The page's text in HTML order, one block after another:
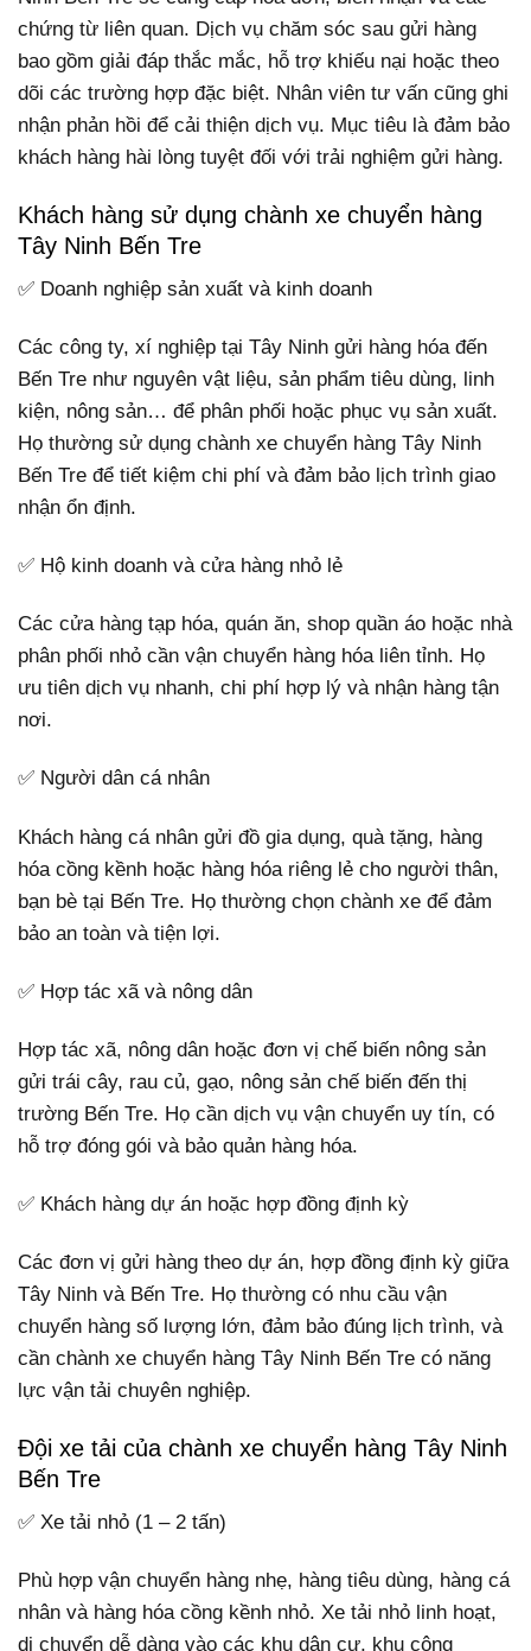
chứng từ liên quan. Dịch vụ chăm sóc sau gửi hàng
bao gồm giải đáp thắc mắc, hỗ trợ khiếu nại hoặc theo
dõi các trường hợp đặc biệt. Nhân viên tư vấn cũng ghi
nhận phản hồi để cải thiện dịch vụ. Mục tiêu là đảm bảo
khách hàng hài lòng tuyệt đối với trải nghiệm gửi hàng.
Khách hàng sử dụng chành xe chuyển hàng
Tây Ninh Bến Tre
✅ Doanh nghiệp sản xuất và kinh doanh
Các công ty, xí nghiệp tại Tây Ninh gửi hàng hóa đến
Bến Tre như nguyên vật liệu, sản phẩm tiêu dùng, linh
kiện, nông sản… để phân phối hoặc phục vụ sản xuất.
Họ thường sử dụng chành xe chuyển hàng Tây Ninh
Bến Tre để tiết kiệm chi phí và đảm bảo lịch trình giao
nhận ổn định.
✅ Hộ kinh doanh và cửa hàng nhỏ lẻ
Các cửa hàng tạp hóa, quán ăn, shop quần áo hoặc nhà
phân phối nhỏ cần vận chuyển hàng hóa liên tỉnh. Họ
ưu tiên dịch vụ nhanh, chi phí hợp lý và nhận hàng tận
nơi.
✅ Người dân cá nhân
Khách hàng cá nhân gửi đồ gia dụng, quà tặng, hàng
hóa cồng kềnh hoặc hàng hóa riêng lẻ cho người thân,
bạn bè tại Bến Tre. Họ thường chọn chành xe để đảm
bảo an toàn và tiện lợi.
✅ Hợp tác xã và nông dân
Hợp tác xã, nông dân hoặc đơn vị chế biến nông sản
gửi trái cây, rau củ, gạo, nông sản chế biến đến thị
trường Bến Tre. Họ cần dịch vụ vận chuyển uy tín, có
hỗ trợ đóng gói và bảo quản hàng hóa.
✅ Khách hàng dự án hoặc hợp đồng định kỳ
Các đơn vị gửi hàng theo dự án, hợp đồng định kỳ giữa
Tây Ninh và Bến Tre. Họ thường có nhu cầu vận
chuyển hàng số lượng lớn, đảm bảo đúng lịch trình, và
cần chành xe chuyển hàng Tây Ninh Bến Tre có năng
lực vận tải chuyên nghiệp.
Đội xe tải của chành xe chuyển hàng Tây Ninh
Bến Tre
✅ Xe tải nhỏ (1 – 2 tấn)
Phù hợp vận chuyển hàng nhẹ, hàng tiêu dùng, hàng cá
nhân và hàng hóa cồng kềnh nhỏ. Xe tải nhỏ linh hoạt,
di chuyển dễ dàng vào các khu dân cư, khu công